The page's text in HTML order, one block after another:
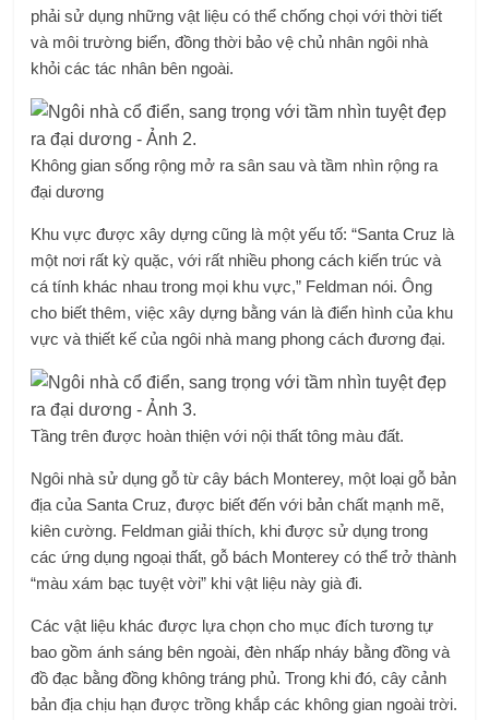
phải sử dụng những vật liệu có thể chống chọi với thời tiết
và môi trường biển, đồng thời bảo vệ chủ nhân ngôi nhà
khỏi các tác nhân bên ngoài.
Không gian sống rộng mở ra sân sau và tầm nhìn rộng ra
đại dương
Khu vực được xây dựng cũng là một yếu tố: “Santa Cruz là
một nơi rất kỳ quặc, với rất nhiều phong cách kiến ​​trúc và
cá tính khác nhau trong mọi khu vực,” Feldman nói. Ông
cho biết thêm, việc xây dựng bằng ván là điển hình của khu
vực và thiết kế của ngôi nhà mang phong cách đương đại.
Tầng trên được hoàn thiện với nội thất tông màu đất.
Ngôi nhà sử dụng gỗ từ cây bách Monterey, một loại gỗ bản
địa của Santa Cruz, được biết đến với bản chất mạnh mẽ,
kiên cường. Feldman giải thích, khi được sử dụng trong
các ứng dụng ngoại thất, gỗ bách Monterey có thể trở thành
“màu xám bạc tuyệt vời” khi vật liệu này già đi.
Các vật liệu khác được lựa chọn cho mục đích tương tự
bao gồm ánh sáng bên ngoài, đèn nhấp nháy bằng đồng và
đồ đạc bằng đồng không tráng phủ. Trong khi đó, cây cảnh
bản địa chịu hạn được trồng khắp các không gian ngoài trời.